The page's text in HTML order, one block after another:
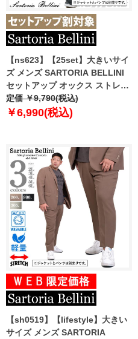
【ns623】【25set】大きいサイ
ズ メンズ SARTORIA BELLINI
セットアップ オックス ストレッ
チ パンツ ジャストフィット 軽量
ウォッシャブル イージーケア ラ
定価 ￥9,790(税込)
￥6,990(税込)
【sh0519】【lifestyle】大きい
サイズ メンズ SARTORIA